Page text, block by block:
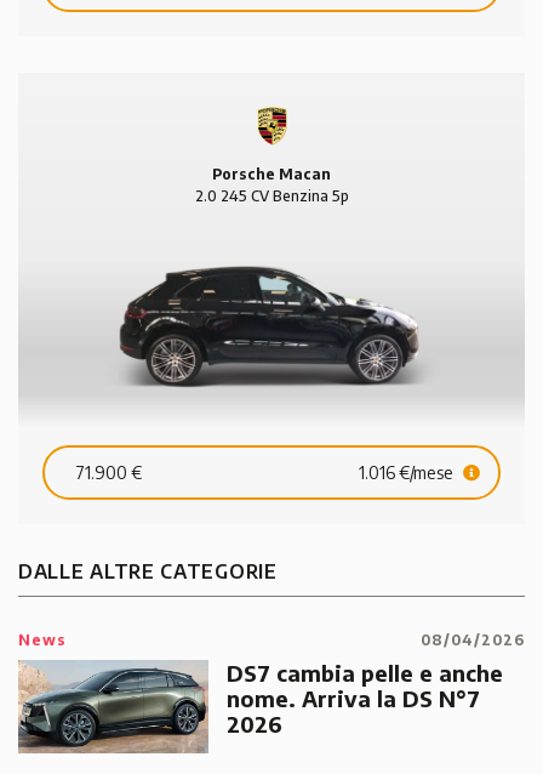
Porsche Macan
2.0 245 CV Benzina 5p
71.900 € 1.016 €/mese
DALLE ALTRE CATEGORIE
News 08/04/2026
DS7 cambia pelle e anche
nome. Arriva la DS N°7
2026